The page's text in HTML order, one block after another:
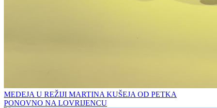
MEDEJA U REŽIJI MARTINA KUŠEJA OD PETKA
PONOVNO NA LOVRIJENCU